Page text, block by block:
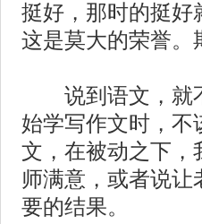
挺好，那时的挺好
这是莫大的荣誉。
说到语文，就不
始学写作文时，不
文，在被动之下，
师满意，或者说
要的结果。